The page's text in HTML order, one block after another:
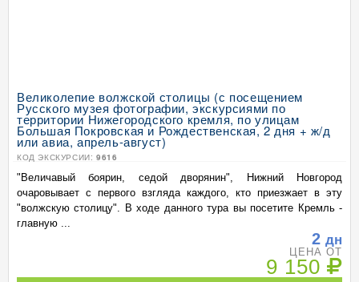
Великолепие волжской столицы (с посещением
Русского музея фотографии, экскурсиями по
территории Нижегородского кремля, по улицам
Большая Покровская и Рождественская, 2 дня + ж/д
или авиа, апрель-август)
КОД ЭКСКУРСИИ: 9616
"Величавый боярин, седой дворянин", Нижний Новгород
очаровывает с первого взгляда каждого, кто приезжает в эту
"волжскую столицу". В ходе данного тура вы посетите Кремль -
главную ...
2 дн
ЦЕНА ОТ
9 150